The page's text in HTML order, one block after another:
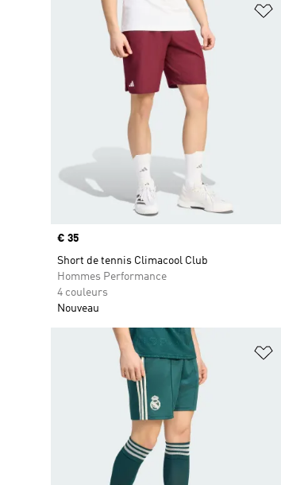
Prix
€ 35
Short de tennis Climacool Club
Hommes Performance
4 couleurs
Nouveau